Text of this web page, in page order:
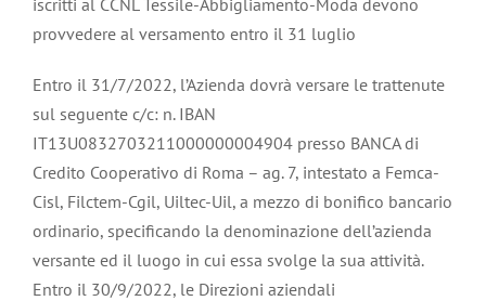
provvedere al versamento entro il 31 luglio
Entro il 31/7/2022, l’Azienda dovrà versare le trattenute
sul seguente c/c: n. IBAN
IT13U0832703211000000004904 presso BANCA di
Credito Cooperativo di Roma – ag. 7, intestato a Femca-
Cisl, Filctem-Cgil, Uiltec-Uil, a mezzo di bonifico bancario
ordinario, specificando la denominazione dell’azienda
versante ed il luogo in cui essa svolge la sua attività.
Entro il 30/9/2022, le Direzioni aziendali